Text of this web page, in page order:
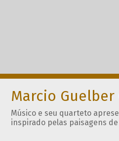
Marcio
Músico e seu quarteto
inspirado pelas paisagens de